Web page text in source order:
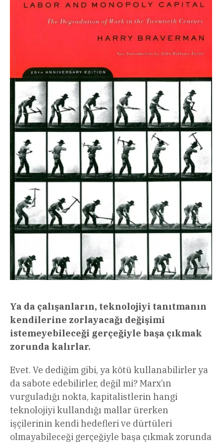
Ya da çalışanların, teknolojiyi tanıtmanın
kendilerine zorlayacağı değişimi
istemeyebileceği gerçeğiyle başa çıkmak
zorunda kalırlar.
Evet. Ve dediğim gibi, ya kötü kullanabilirler ya
da sabote edebilirler, değil mi? Marx’ın
vurguladığı nokta, kapitalistlerin hangi
teknolojiyi kullandığı mallar ürerken
işçilerinin kendi hedefleri ve dürtüleri
olmayabileceği gerçeğiyle başa çıkmak zorunda